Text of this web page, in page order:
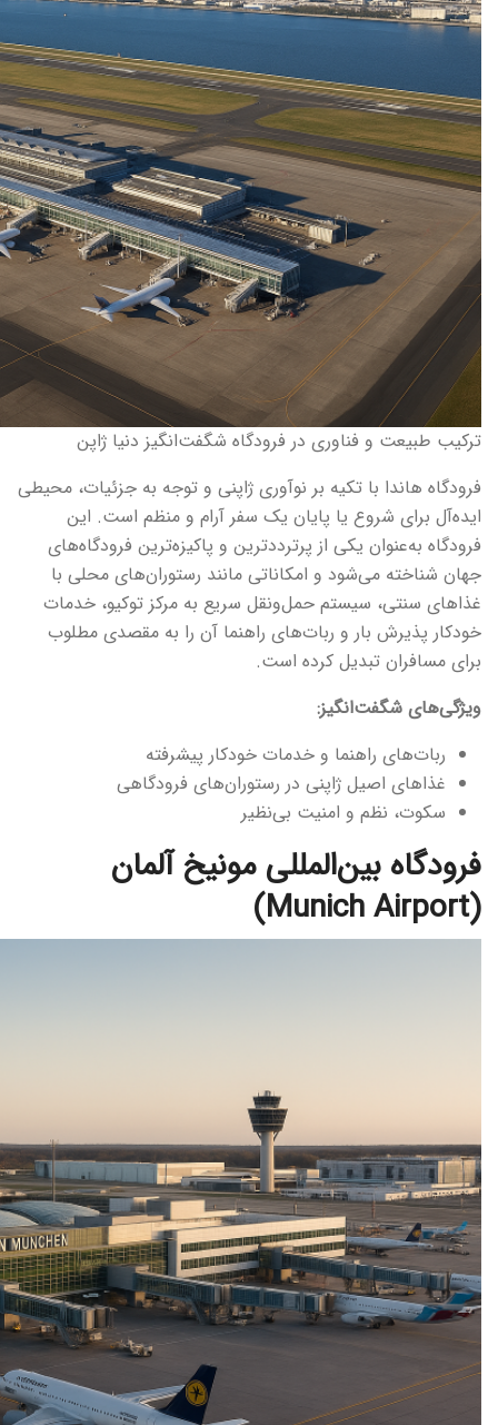
ترکیب طبیعت و فناوری در فرودگاه شگفت‌انگیز دنیا ژاپن
فرودگاه هاندا با تکیه بر نوآوری ژاپنی و توجه به جزئیات، محیطی
ایده‌آل برای شروع یا پایان یک سفر آرام و منظم است. این
فرودگاه به‌عنوان یکی از پرترددترین و پاکیزه‌ترین فرودگاه‌های
جهان شناخته می‌شود و امکاناتی مانند رستوران‌های محلی با
غذاهای سنتی، سیستم حمل‌ونقل سریع به مرکز توکیو، خدمات
خودکار پذیرش بار و ربات‌های راهنما آن را به مقصدی مطلوب
برای مسافران تبدیل کرده است.
ویژگی‌های شگفت‌انگیز:
ربات‌های راهنما و خدمات خودکار پیشرفته
غذاهای اصیل ژاپنی در رستوران‌های فرودگاهی
سکوت، نظم و امنیت بی‌نظیر
فرودگاه بین‌المللی مونیخ آلمان
(Munich Airport)